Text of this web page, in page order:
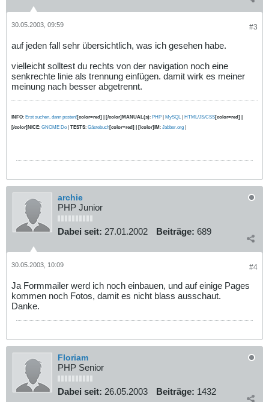
#3
30.05.2003, 09:59
auf jeden fall sehr übersichtlich, was ich gesehen habe.
vielleicht solltest du rechts von der navigation noch eine
senkrechte linie als trennung einfügen. damit wirk es meiner
meinung nach besser abgetrennt.
INFO: Erst suchen, dann posten![color=red] | [/color]MANUAL(s): PHP | MySQL | HTML/JS/CSS[color=red] |
[/color]NICE: GNOME Do | TESTS: Gästebuch[color=red] | [/color]IM: Jabber.org |
archie
PHP Junior
Dabei seit: 27.01.2002 Beiträge: 689
#4
30.05.2003, 10:09
Ja Formmailer werd ich noch einbauen, und auf einige Pages
kommen noch Fotos, damit es nicht blass ausschaut.
Danke.
Floriam
PHP Senior
Dabei seit: 26.05.2003 Beiträge: 1432